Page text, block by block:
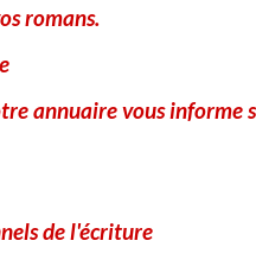
une note !
romans.
annuaire vous informe
de l'écriture